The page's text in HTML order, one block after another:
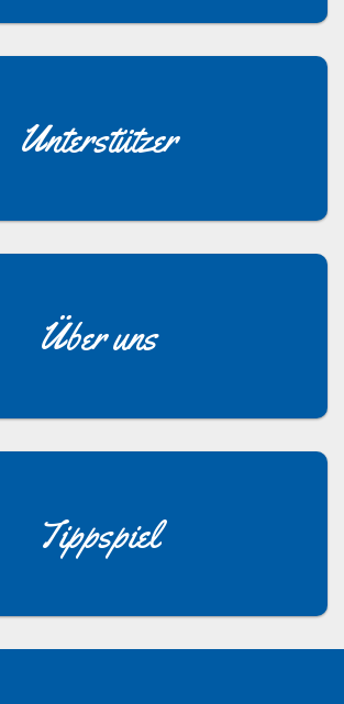
Unterstützer
Über uns
Tippspiel